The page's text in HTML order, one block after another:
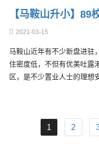
【马鞍山升小】89
2021-03-15
马鞍山近年有不少新盘进驻
住密度低，不但有优美吐露
区，是不少置业人士的理想
1 2